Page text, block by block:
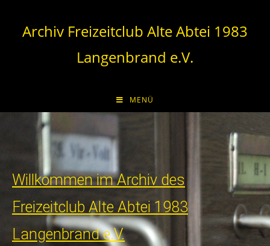
Archiv Freizeitclub Alte Abtei 1983
Langenbrand e.V.
MENÜ
Willkommen im Archiv des
Freizeitclub Alte Abtei 1983
Langenbrand e.V.